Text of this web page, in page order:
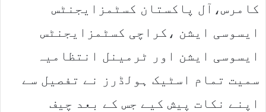
کامرس،آل پاکستان کسٹمزایجنٹس
ایسوسی ایشن ،کراچی کسٹمزایجنٹس
ایسوسی ایشن اور ٹرمینل انتظامیہ
سمیت تمام اسٹیک ہولڈرز نے تفصیل سے
اپنے نکات پیش کیے جس کے بعد چیف